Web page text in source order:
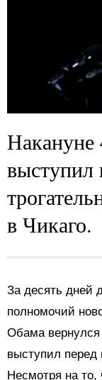
выступил
в Чикаго.
За десять дней
полномочий
Обама вернулся
выступил
Несмотря на то,